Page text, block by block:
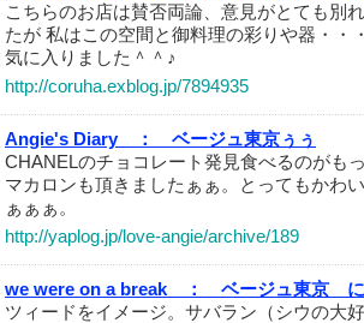
こちらのお店は賛否両論、意見がとても別
たが 私はこの空間と御料理の彩りや器・・
気に入りました＾＾♪
http://coruha.exblog.jp/7894935
Angie's Diary ：
ベージュ東京ぅぅ
CHANELのチョコレート発見食べるのがも
マカロンも頂きましたぁぁ。とってもかわ
ぁぁぁ。
http://yaplog.jp/love-angie/archive/189
we were on a break ：
ベージュ東京
ツィードをイメージ。サバラン（シウの大